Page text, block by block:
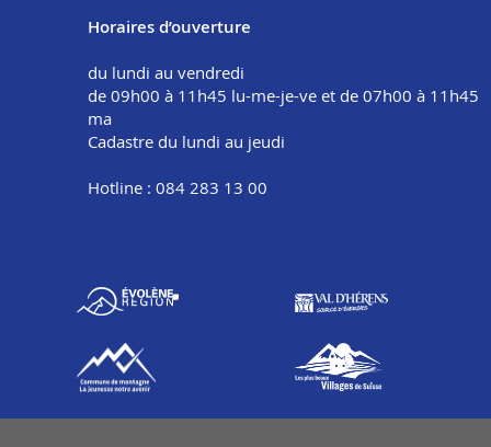
Horaires d’ouverture
du lundi au vendredi
de 09h00 à 11h45 lu-me-je-ve et de 07h00 à 11h45
ma
Cadastre du lundi au jeudi
Hotline : 084 283 13 00